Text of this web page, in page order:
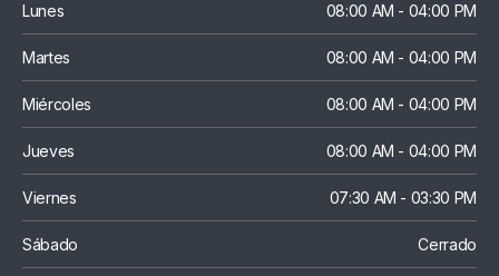
Lunes 08:00 AM - 04:00 PM
Martes 08:00 AM - 04:00 PM
Miércoles 08:00 AM - 04:00 PM
Jueves 08:00 AM - 04:00 PM
Viernes 07:30 AM - 03:30 PM
Sábado Cerrado